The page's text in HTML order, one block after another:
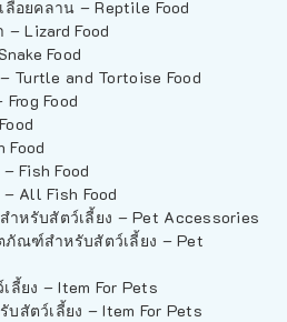
ลี้อยคลาน – Reptile Food
– Lizard Food
Food
Turtle and Tortoise Food
Food
Food
Fish Food
All Fish Food
หรับสัตว์เลี้ยง – Pet Accessories
ณฑ์สำหรับสัตว์เลี้ยง – Pet
ลี้ยง – Item For Pets
บสัตว์เลี้ยง – Item For Pets